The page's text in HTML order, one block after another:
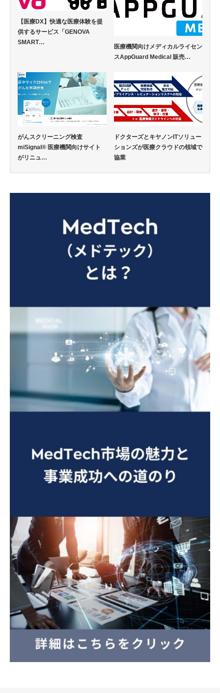
【医療DX】快適な医療体験を提
供するサービス「GENOVA
SMART…
医療機関向けメディカルライセン
スAppGuard Medical 販売…
がんスクリーニング検査
miSignal®︎ 医療機関向けサイト
がリニュ…
ドクターズとキヤノンITソリュー
ションズが医療クラウドの領域で
協業